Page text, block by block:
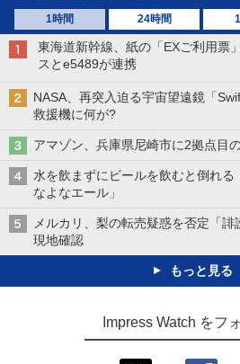
1時間 24時間
東海道新幹線、紙の「EXご利用
スとe5489が連携
NASA、再突入迫る宇宙望遠鏡「
救援機に何が?
アマゾン、兵庫県尼崎市に2拠点
水を飲まずにビールを飲むと倒れる
なよなエール」
メルカリ、梨の転売疑惑を否定「
現地確認
もっと見る
Impress Watch をフ